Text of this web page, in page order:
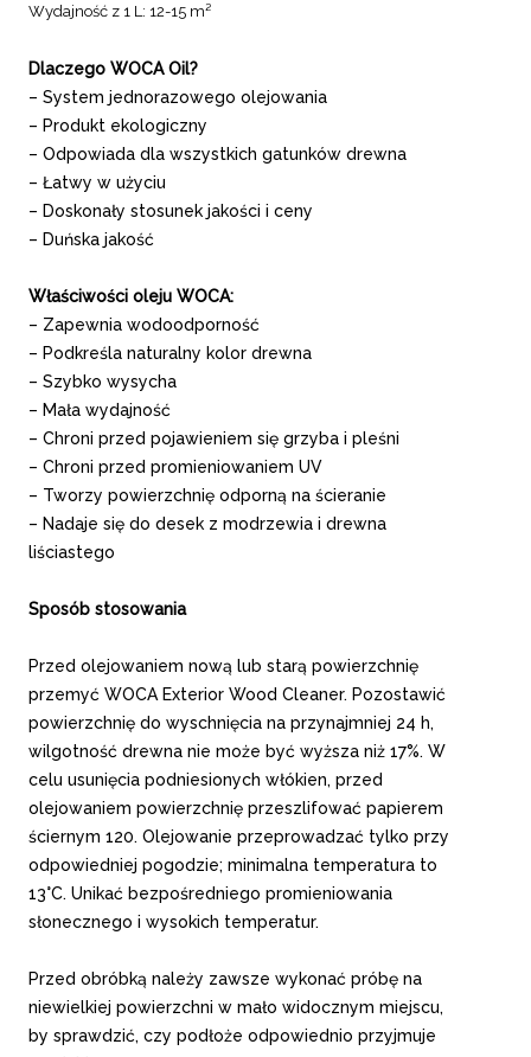
Wydajność z 1 L : 12-15 m²
Dlaczego WOCA Oil?
– System jednorazowego olejowania
– Produkt ekologiczny
– Odpowiada dla wszystkich gatunków drewna
– Łatwy w użyciu
– Doskonały stosunek jakości i ceny
– Duńska jakość
Właściwości oleju WOCA:
– Zapewnia wodoodporność
– Podkreśla naturalny kolor drewna
– Szybko wysycha
– Mała wydajność
– Chroni przed pojawieniem się grzyba i pleśni
– Chroni przed promieniowaniem UV
– Tworzy powierzchnię odporną na ścieranie
– Nadaje się do desek z modrzewia i drewna
liściastego
Sposób stosowania
Przed olejowaniem nową lub starą powierzchnię
przemyć WOCA Exterior Wood Cleaner. Pozostawić
powierzchnię do wyschnięcia na przynajmniej 24 h,
wilgotność drewna nie może być wyższa niż 17%. W
celu usunięcia podniesionych włókien, przed
olejowaniem powierzchnię przeszlifować papierem
ściernym 120. Olejowanie przeprowadzać tylko przy
odpowiedniej pogodzie; minimalna temperatura to
13°C. Unikać bezpośredniego promieniowania
słonecznego i wysokich temperatur.
Przed obróbką należy zawsze wykonać próbę na
niewielkiej powierzchni w mało widocznym miejscu,
by sprawdzić, czy podłoże odpowiednio przyjmuje